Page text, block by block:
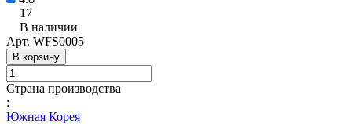
17
В наличии
Арт. WFS0005
В корзину
Страна производства
:
Южная Корея